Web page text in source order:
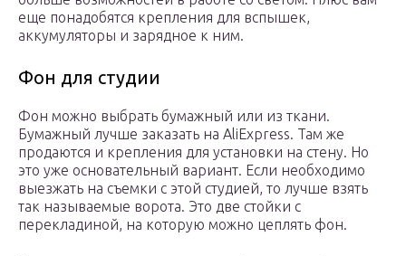
еще понадобятся крепления для вспышек,
аккумуляторы и зарядное к ним.
Фон для студии
Фон можно выбрать бумажный или из ткани.
Бумажный лучше заказать на AliExpress. Там же
продаются и крепления для установки на стену. Но
это уже основательный вариант. Если необходимо
выезжать на съемки с этой студией, то лучше взять
так называемые ворота. Это две стойки с
перекладиной, на которую можно цеплять фон.